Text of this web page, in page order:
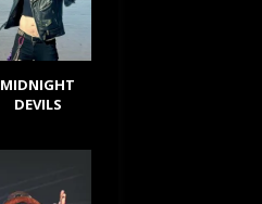
MIDNIGHT
DEVILS